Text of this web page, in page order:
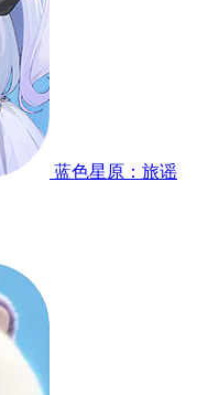
蓝色星原：旅谣